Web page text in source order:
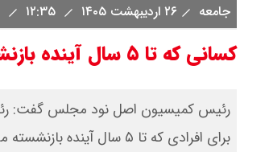
جامعه ۲۶ اردیبهشت ۱۴۰۵
کسانی که تا ۵ سال آینده بازنشسته می‌شوند بخوانند
رئیس کمیسیون اصل نود مجلس گفت:
برای افرادی که تا ۵ سال آینده بازنشسته می‌شوند، اجرا نخواهد شد.